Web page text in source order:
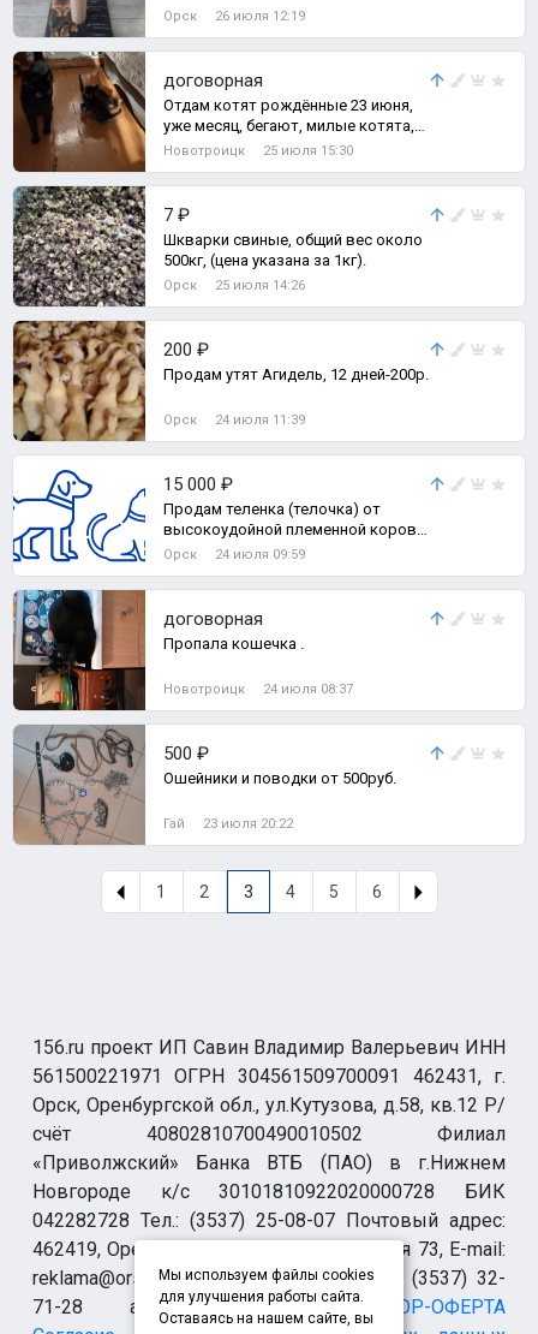
Орск 26 июля 12:19
договорная
Отдам котят рождённые 23 июня,
уже месяц, бегают, милые котята,
светленький мальчик, тёмненькая
Новотроицк 25 июля 15:30
7 ₽
Шкварки свиные, общий вес около
500кг, (цена указана за 1кг).
Орск 25 июля 14:26
200 ₽
Продам утят Агидель, 12 дней-200р.
Орск 24 июля 11:39
15 000 ₽
Продам теленка (телочка) от
высокоудойной племенной коровы
симментальской породы (с
Орск 24 июля 09:59
договорная
Пропала кошечка .
Новотроицк 24 июля 08:37
500 ₽
Ошейники и поводки от 500руб.
Гай 23 июля 20:22
1 2 3 4 5 6
156.ru проект ИП Савин Владимир Валерьевич ИНН
561500221971 ОГРН 304561509700091 462431, г.
Орск, Оренбургской обл., ул.Кутузова, д.58, кв.12 Р/
счёт 40802810700490010502 Филиал
«Приволжский» Банка ВТБ (ПАО) в г.Нижнем
Новгороде к/с 30101810922020000728 БИК
042282728 Тел.: (3537) 25-08-07 Почтовый адрес:
462419, Оренбургская обл., г. Орск-19 а/я 73, E-mail:
reklama@orsk.ru ТЕЛЕФОН МОДЕРАЦИИ (3537) 32-
71-28 allsupport@orsk.ruДОГОВОР-ОФЕРТА
Мы используем файлы cookies
для улучшения работы сайта.
Оставаясь на нашем сайте, вы